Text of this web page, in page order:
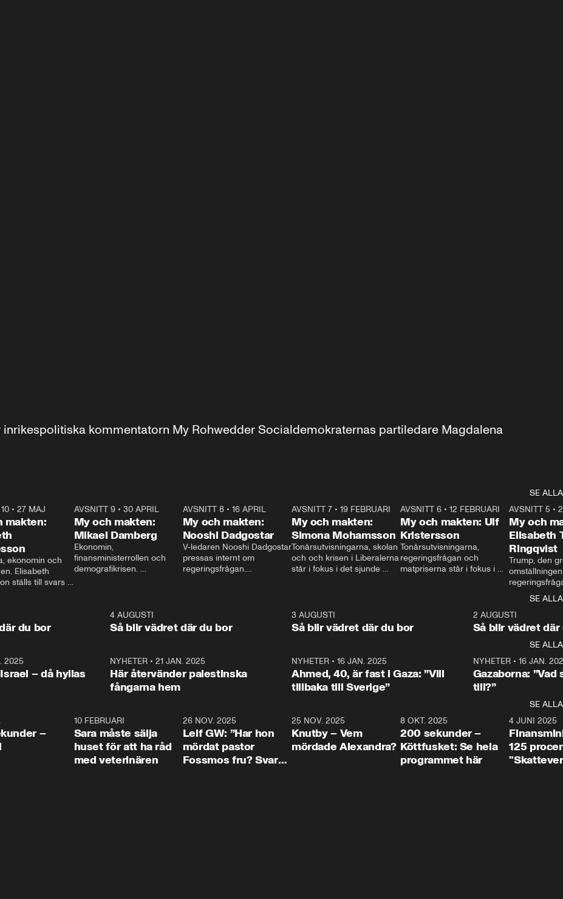
inrikespolitiska kommentatorn My Rohwedder Socialdemokraternas partiledare Magdalena
SE ALLA
•27 MAJ
makten:
ekonomin och
Elisabeth
ställs till svars
AVSNITT 9• 30 APRIL
My och makten:
Mikael Damberg
Ekonomin,
finansministerrollen och
demografikrisen.
och Makten.
AVSNITT 8• 16 APRIL
My och makten:
Nooshi Dadgostar
V-ledaren Nooshi Dadgostar
pressas internt om
regeringsfrågan.
– Vi ställer upp i val. Ska vi
vara med så sitter vi förstås
24:30
AVSNITT 7• 19 FEBRUARI
My och makten:
Simona Mohamsson
Tonårsutvisningarna, skolan
och och krisen i Liberalerna
står i fokus i det sjunde
kommentator My
Rohwedder ställer
utbildnings- och
Mohamsson till svars.
27:30
AVSNITT 6 •12 FEBRUARI
My och makten: Ulf
Kristersson
Tonårsutvisningarna,
regeringsfrågan och
matpriserna står i fokus i
Rohwedder ställer
statsminister Ulf Kristersson
AVSNITT 5 •
My och
Elisabeth
Ringqvist
Trump, den
centrum i
avsnittet av
Makten”. Se
Aftonbladets
Rohwedder
Thand Ring
SE ALLA
1:06
du bor
4 AUGUSTI
Så blir vädret där du bor
3 AUGUSTI
Så blir vädret där du bor
2 AUGUSTI
Så blir vädret där
SE ALLA
2025
– då hyllas
NYHETER •21 JAN. 2025
Här återvänder palestinska
fångarna hem
NYHETER• 16 JAN. 2025
Ahmed, 40, är fast i Gaza: ”Vill
tillbaka till Sverige”
NYHETER• 16 JAN.
Gazaborna:
till?”
SE ALLA
–
10 FEBRUARI
Sara måste sälja
huset för att ha råd
med veterinären
26 NOV. 2025
Leif GW: ”Har hon
mördat pastor
Fossmos fru? Svar
31:05
25 NOV. 2025
Knutby – Vem
mördade Alexandra?
4:29
8 OKT. 2025
200 sekunder –
Köttfusket: Se hela
programmet här
4 JUNI 2025
125